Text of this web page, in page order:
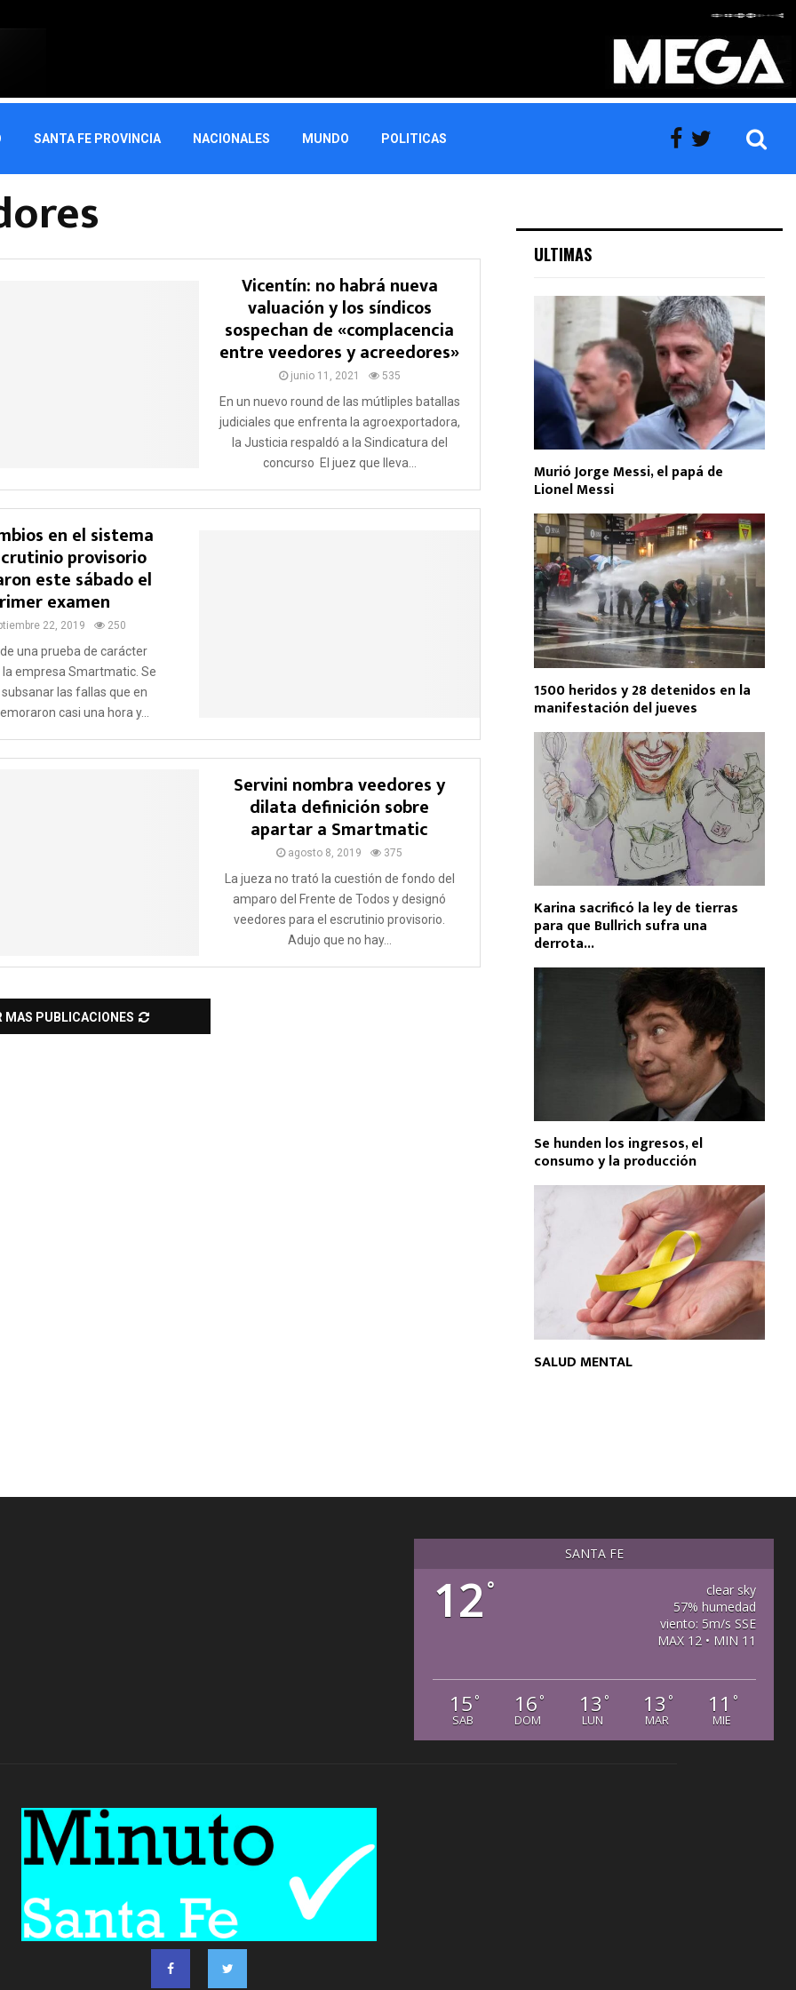
SANTA FE PROVINCIA NACIONALES MUNDO POLITICAS
Vicentín: no habrá nueva
valuación y los síndicos
sospechan de «complacencia
entre veedores y acreedores»
junio 11, 2021 535
En un nuevo round de las mútliples batallas
judiciales que enfrenta la agroexportadora,
la Justicia respaldó a la Sindicatura del
concurso El juez que lleva...
en el sistema
provisorio
este sábado el
examen
22, 2019 250
una prueba de carácter
empresa Smartmatic. Se
las fallas que en
casi una hora y...
Servini nombra veedores y
dilata definición sobre
apartar a Smartmatic
agosto 8, 2019 375
La jueza no trató la cuestión de fondo del
amparo del Frente de Todos y designó
veedores para el escrutinio provisorio.
Adujo que no hay...
MAS PUBLICACIONES
ULTIMAS
Murió Jorge Messi, el papá de
Lionel Messi
1500 heridos y 28 detenidos en la
manifestación del jueves
Karina sacrificó la ley de tierras
para que Bullrich sufra una
derrota...
Se hunden los ingresos, el
consumo y la producción
SALUD MENTAL
SANTA FE
12 °
clear sky
57% humedad
viento: 5m/s SSE
MAX 12 • MIN 11
15 °
SAB
16 °
DOM
13 °
LUN
13 °
MAR
11 °
MIE